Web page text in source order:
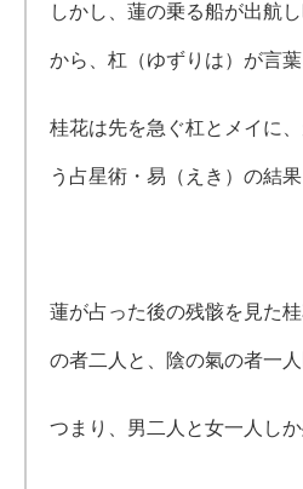
しかし、蓮の乗る船が出航
から、杠（ゆずりは）が言葉
桂花は先を急ぐ杠とメイに
う占星術・易（えき）の結果
蓮が占った後の残骸を見た
の者二人と、陰の氣の者一人
つまり、男二人と女一人し